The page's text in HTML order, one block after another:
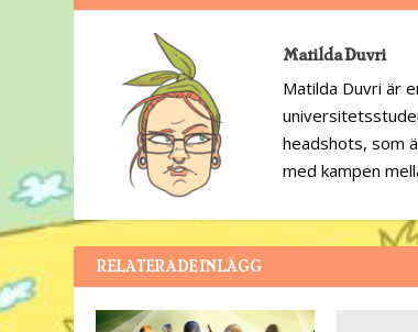
Matilda Duvri
Matilda Duvri är
headshots, som
med kampen
RELATERADE INLÄGG